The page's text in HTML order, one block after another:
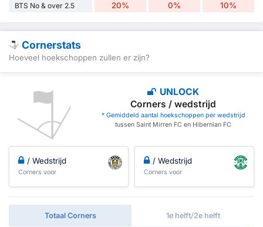
BTS No & over 2.5 20% 0% 10%
Cornerstats
Hoeveel hoekschoppen zullen er zijn?
UNLOCK
Corners / wedstrijd
* Gemiddeld aantal hoekschoppen per wedstrijd
tussen Saint Mirren FC en Hibernian FC
/ Wedstrijd
Corners voor
/ Wedstrijd
Corners voor
Totaal Corners 1e helft/2e helft